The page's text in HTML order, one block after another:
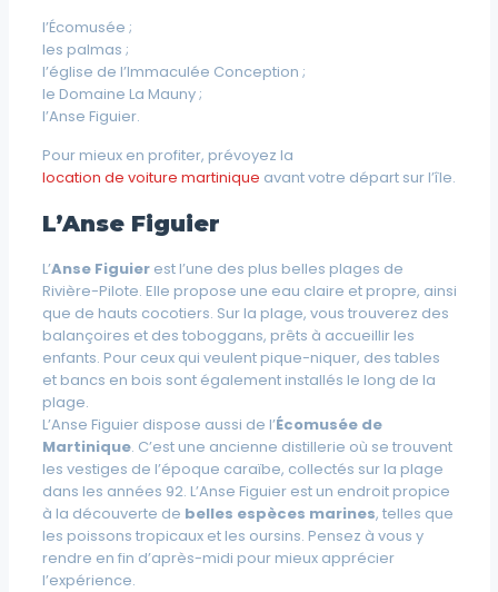
l’Écomusée ;
les palmas ;
l’église de l’Immaculée Conception ;
le Domaine La Mauny ;
l’Anse Figuier.
Pour mieux en profiter, prévoyez la
location de voiture martinique avant votre départ sur l’île.
L’Anse Figuier
L’Anse Figuierest l’une des plus belles plages de
Rivière-Pilote. Elle propose une eau claire et propre, ainsi
que de hauts cocotiers. Sur la plage, vous trouverez des
balançoires et des toboggans, prêts à accueillir les
enfants. Pour ceux qui veulent pique-niquer, des tables
et bancs en bois sont également installés le long de la
plage.
L’Anse Figuier dispose aussi de l’Écomusée de
Martinique. C’est une ancienne distillerie où se trouvent
les vestiges de l’époque caraïbe, collectés sur la plage
dans les années 92. L’Anse Figuier est un endroit propice
à la découverte de belles espèces marines, telles que
les poissons tropicaux et les oursins. Pensez à vous y
rendre en fin d’après-midi pour mieux apprécier
l’expérience.